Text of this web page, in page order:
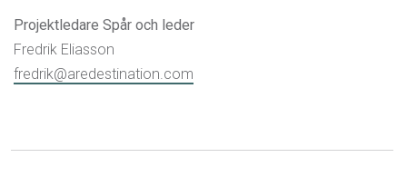
Projektledare Spår och leder
Fredrik Eliasson
fredrik@aredestination.com